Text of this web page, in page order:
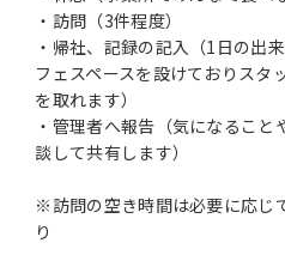
・訪問（3件程度）
・帰社、記録の記入（1日の出
フェスペースを設けておりスタ
を取れます）
・管理者へ報告（気になるこ
談して共有します）
※訪問の空き時間は必要に応じ
り